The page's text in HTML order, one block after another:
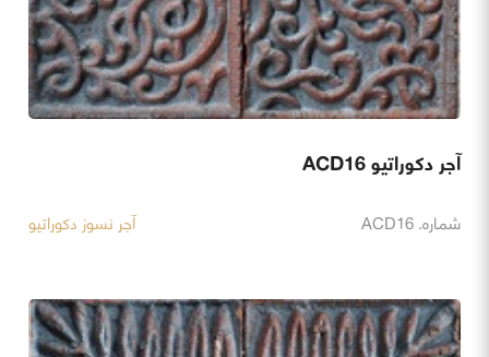
آجر دکوراتیو ACD16
شماره. ACD16 آجر نسوز دکوراتیو